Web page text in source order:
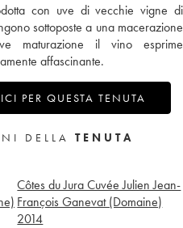
con uve di vecchie vigne di
sottoposte a una macerazione
maturazione il vino esprime
affascinante.
PER QUESTA TENUTA
DELLA TENUTA
Côtes du Jura Cuvée Julien Jean-
François Ganevat (Domaine)
2014